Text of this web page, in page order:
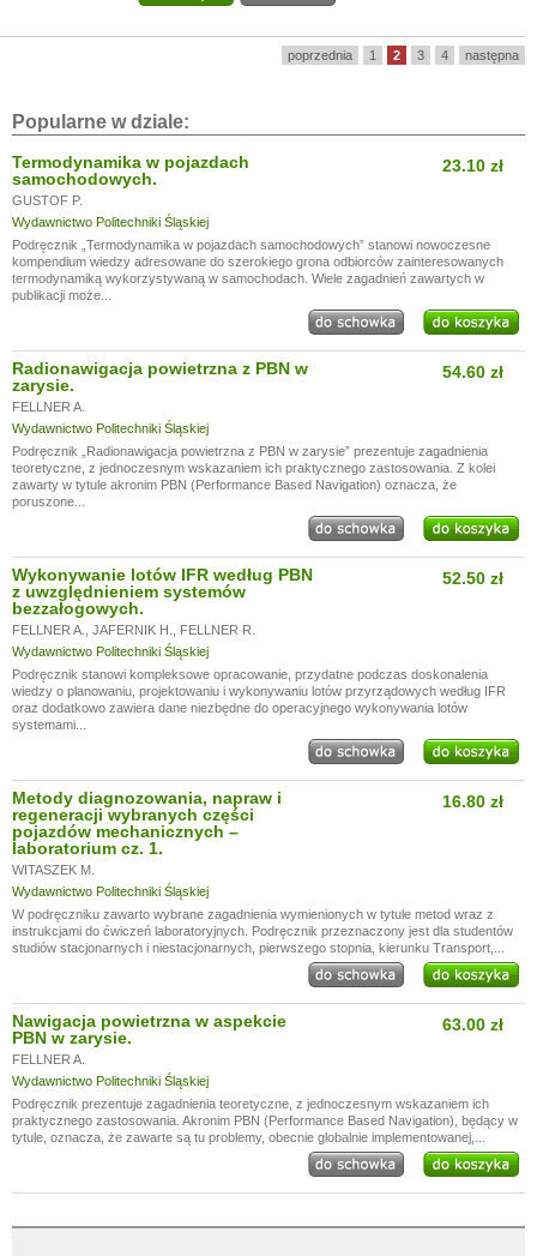
poprzednia 1 2 3 4 następna
Popularne w dziale:
Termodynamika w pojazdach
samochodowych.
GUSTOF P.
Wydawnictwo Politechniki Śląskiej
23.10 zł
Podręcznik „Termodynamika w pojazdach samochodowych” stanowi nowoczesne
kompendium wiedzy adresowane do szerokiego grona odbiorców zainteresowanych
termodynamiką wykorzystywaną w samochodach. Wiele zagadnień zawartych w
publikacji może...
Radionawigacja powietrzna z PBN w
zarysie.
FELLNER A.
Wydawnictwo Politechniki Śląskiej
54.60 zł
Podręcznik „Radionawigacja powietrzna z PBN w zarysie” prezentuje zagadnienia
teoretyczne, z jednoczesnym wskazaniem ich praktycznego zastosowania. Z kolei
zawarty w tytule akronim PBN (Performance Based Navigation) oznacza, że
poruszone...
Wykonywanie lotów IFR według PBN
z uwzględnieniem systemów
bezzałogowych.
FELLNER A. JAFERNIK H.
FELLNER R.
Wydawnictwo Politechniki Śląskiej
52.50 zł
Podręcznik stanowi kompleksowe opracowanie, przydatne podczas doskonalenia
wiedzy o planowaniu, projektowaniu i wykonywaniu lotów przyrządowych według IFR
oraz dodatkowo zawiera dane niezbędne do operacyjnego wykonywania lotów
systemami...
Metody diagnozowania, napraw i
regeneracji wybranych części
pojazdów mechanicznych –
laboratorium cz. 1.
WITASZEK M.
Wydawnictwo Politechniki Śląskiej
16.80 zł
W podręczniku zawarto wybrane zagadnienia wymienionych w tytule metod wraz z
instrukcjami do ćwiczeń laboratoryjnych. Podręcznik przeznaczony jest dla studentów
studiów stacjonarnych i niestacjonarnych, pierwszego stopnia, kierunku Transport,...
Nawigacja powietrzna w aspekcie
PBN w zarysie.
FELLNER A.
Wydawnictwo Politechniki Śląskiej
63.00 zł
Podręcznik prezentuje zagadnienia teoretyczne, z jednoczesnym wskazaniem ich
praktycznego zastosowania. Akronim PBN (Performance Based Navigation), będący w
tytule, oznacza, że zawarte są tu problemy, obecnie globalnie implementowanej,...